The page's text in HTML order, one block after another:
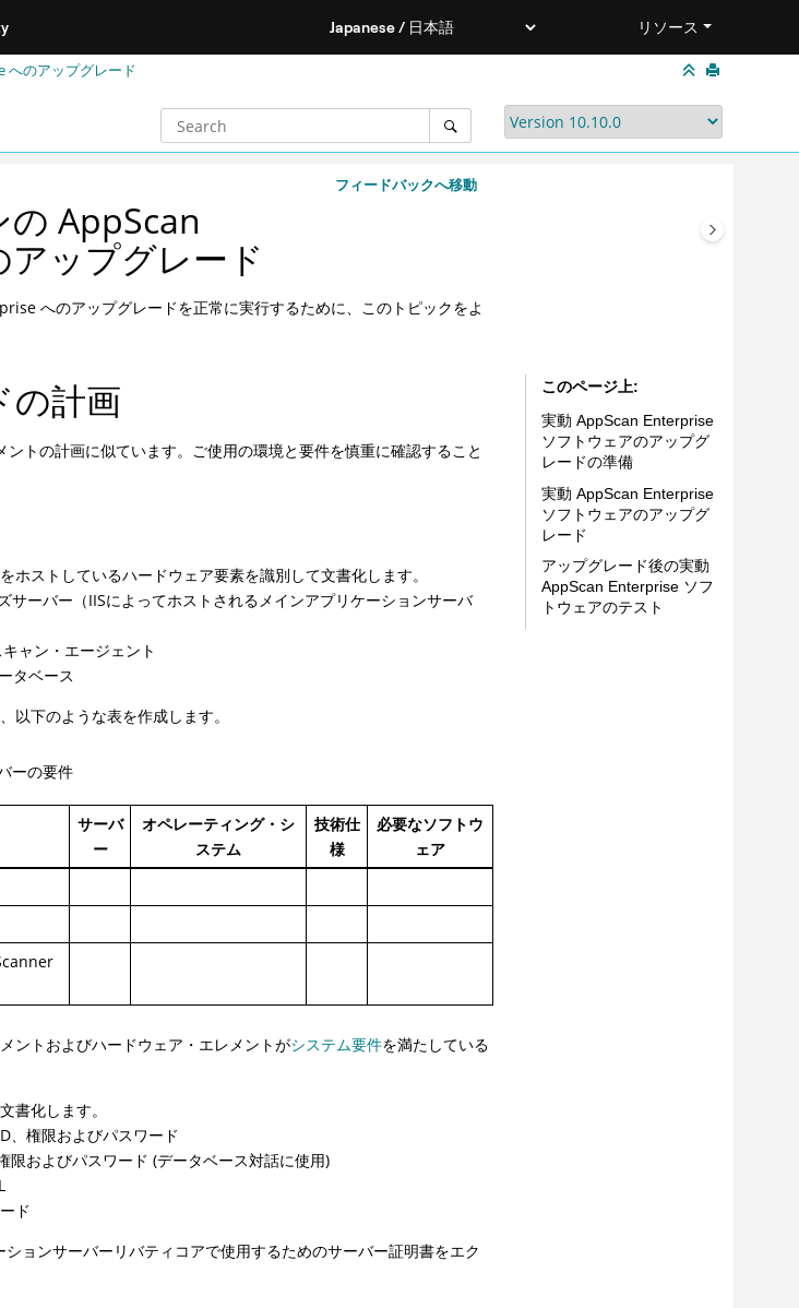
リソース
へのアップグレード
フィードバックへ移動
AppScan
ップグレード
へのアップグレードを正常に実行するために、このトピックをよ
の計画
トの計画に似ています。ご使用の環境と要件を慎重に確認すること
ホストしているハードウェア要素を識別して文書化します。
サーバー（IISによってホストされるメインアプリケーションサーバ
ャン・エージェント
タベース
以下のような表を作成します。
ーの要件
サーバ
ー
オペレーティング・シ
ステム
技術仕
様
必要なソフトウ
ェア
ントおよびハードウェア・エレメントがシステム要件を満たしている
書化します。
、権限およびパスワード
限およびパスワード (データベース対話に使用)
ド
ションサーバーリバティコアで使用するためのサーバー証明書をエク
このページ上
実動 AppScan Enterprise
ソフトウェアのアップグ
レードの準備
実動 AppScan Enterprise
ソフトウェアのアップグ
レード
アップグレード後の実動
AppScan Enterprise ソフ
トウェアのテスト